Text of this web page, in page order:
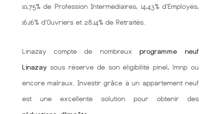
10,75% de Profession Intermédiaires, 14,43% d'Employés,
16,16% d'Ouvriers et 28,14% de Retraités.
Linazay compte de nombreux programme neuf
Linazay sous réserve de son éligibilité pinel, lmnp ou
encore malraux. Investir grâce à un appartement neuf
est une excellente solution pour obtenir des